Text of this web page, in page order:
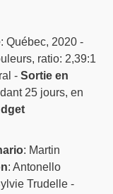
: Québec, 2020 -
ratio: 2,39:1
-Sortie en
25 jours, en
: Martin
: Antonello
Trudelle -